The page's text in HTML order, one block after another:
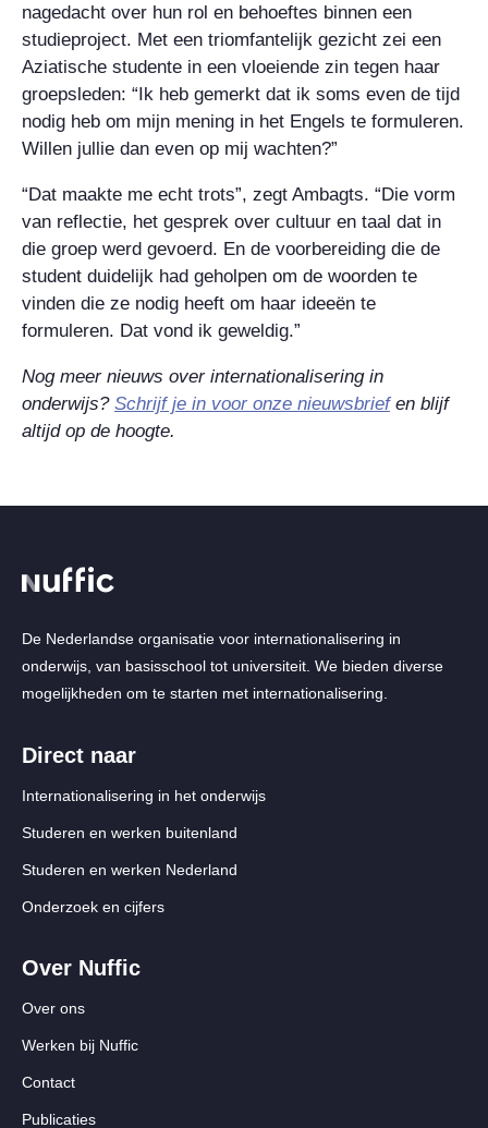
nagedacht over hun rol en behoeftes binnen een
studieproject. Met een triomfantelijk gezicht zei een
Aziatische studente in een vloeiende zin tegen haar
groepsleden: “Ik heb gemerkt dat ik soms even de tijd
nodig heb om mijn mening in het Engels te formuleren.
Willen jullie dan even op mij wachten?”
“Dat maakte me echt trots”, zegt Ambagts. “Die vorm
van reflectie, het gesprek over cultuur en taal dat in
die groep werd gevoerd. En de voorbereiding die de
student duidelijk had geholpen om de woorden te
vinden die ze nodig heeft om haar ideeën te
formuleren. Dat vond ik geweldig.”
Nog meer nieuws over internationalisering in
onderwijs? Schrijf je in voor onze nieuwsbrief en blijf
altijd op de hoogte.
De Nederlandse organisatie voor internationalisering in
onderwijs, van basisschool tot universiteit. We bieden diverse
mogelijkheden om te starten met internationalisering.
Direct naar
Internationalisering in het onderwijs
Studeren en werken buitenland
Studeren en werken Nederland
Onderzoek en cijfers
Over Nuffic
Over ons
Werken bij Nuffic
Contact
Publicaties